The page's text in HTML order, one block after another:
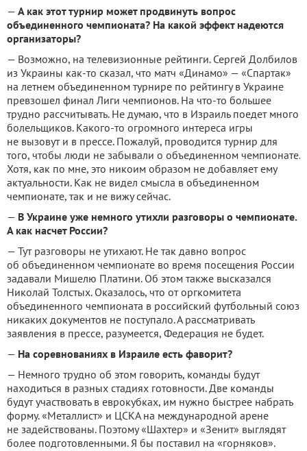
— А как этот турнир может продвинуть вопрос
объединенного чемпионата? На какой эффект надеются
организаторы?
— Возможно, на телевизионные рейтинги. Сергей Долбилов
из Украины как-то сказал, что матч «Динамо» — «Спартак»
на летнем объединенном турнире по рейтингу в Украине
превзошел финал Лиги чемпионов. На что-то большее
трудно рассчитывать. Не думаю, что в Израиль поедет много
болельщиков. Какого-то огромного интереса игры
не вызовут и в прессе. Пожалуй, проводится турнир для
того, чтобы люди не забывали о объединенном чемпионате.
Хотя, как по мне, это никоим образом не добавляет ему
актуальности. Как не видел смысла в объединенном
чемпионате, так и не вижу сейчас.
— В Украине уже немного утихли разговоры о чемпионате.
А как насчет России?
— Тут разговоры не утихают. Не так давно вопрос
об объединенном чемпионате во время посещения России
задавали Мишелю Платини. Об этом также высказался
Николай Толстых. Оказалось, что от оргкомитета
объединенного чемпионата в российский футбольный союз
никаких документов не поступало. А рассматривать
заявления в прессе, разумеется, Федерация не будет.
— На соревнованиях в Израиле есть фаворит?
— Немного трудно об этом говорить, команды будут
находиться в разных стадиях готовности. Две команды
будут участвовать в еврокубках, им нужно быстрее набрать
форму. «Металлист» и ЦСКА на международной арене
не задействованы. Поэтому «Шахтер» и «Зенит» выглядят
более подготовленными. Я бы поставил на «горняков».